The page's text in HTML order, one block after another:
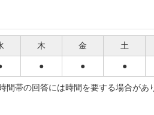
木 金 土
● ● ●
帯の回答には時間を要する場合があ